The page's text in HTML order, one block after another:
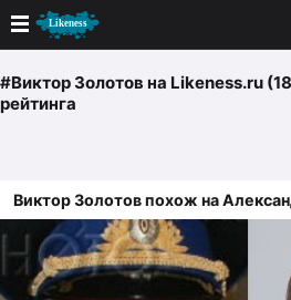
Новые
Голосование
Кандидаты
#Виктор Золотов на Likeness.ru
рейтинга
Виктор Золотов похож на